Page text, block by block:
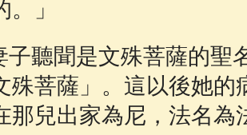
」
子聽聞是文殊菩薩的聖
殊菩薩」。這以後她
那兒出家為尼，法名為